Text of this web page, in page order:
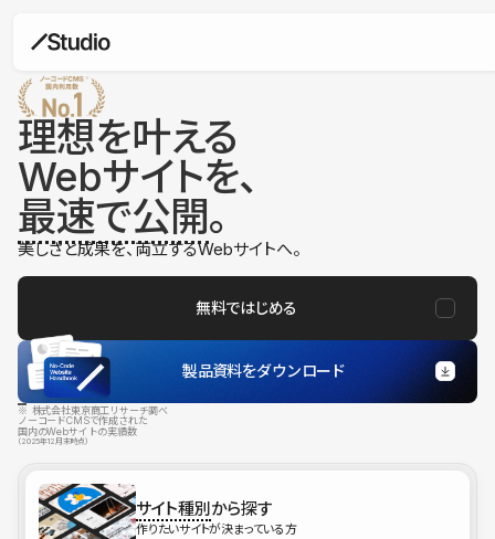
理想を叶える
Webサイトを、
最速で公開。
美しさと成果を、両立するWebサイトへ。
無料ではじめる
製品資料をダウンロード
※ 株式会社東京商工リサーチ調べ
ノーコードCMSで作成された
国内のWebサイトの実績数
（2025年12月末時点）
サイト種別から探す
作りたいサイトが決まっている方